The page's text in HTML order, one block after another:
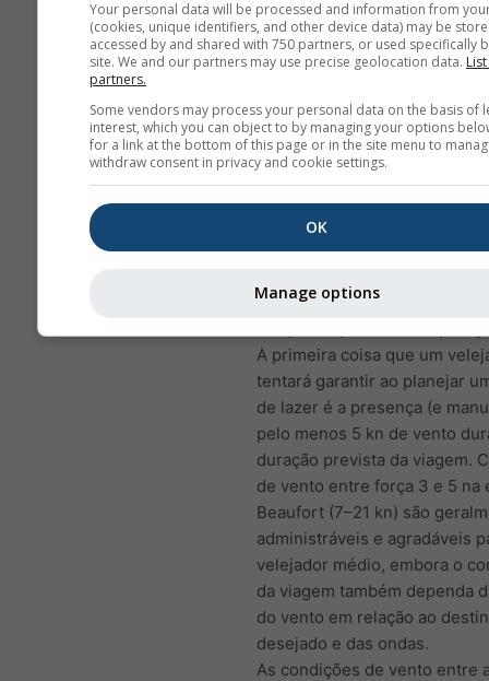
será entre 1 e 2 metros e
podem quebrar sob
circunstâncias
Vento
O vento representa a
de um veleiro e, portanto, a
considerará.
Pouco (ou nenhum) vento
desagradável
A primeira coisa que um
tentará garantir ao planejar
de lazer é a presença (e
pelo menos 5 kn de vento
duração prevista da viagem.
de vento entre força 3 e 5 na
Beaufort (7–21 kn) são
administráveis e agradáveis
velejador médio, embora o
da viagem também dependa
do vento em relação ao
desejado e das ondas.
As condições de vento entre
Your personal data will be processed and information from
(cookies, unique identifiers, and other device data) may be
accessed by and shared with 750 partners, or used specifically
site. We and our partners may use precise geolocation data.
partners.
Some vendors may process your personal data on the basis of
interest, which you can object to by managing your options
for a link at the bottom of this page or in the site menu to
withdraw consent in privacy and cookie settings.
OK
Manage options